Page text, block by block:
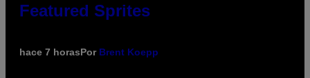
Featured Sprites
hace 7 horasPor Brent Koepp